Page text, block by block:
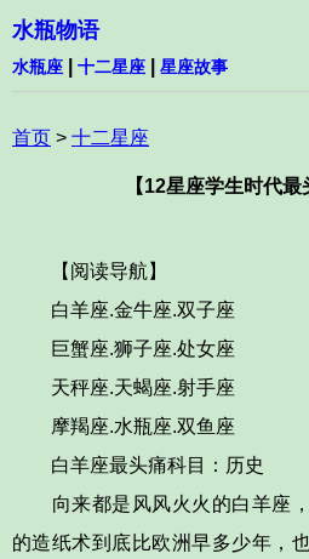
水瓶物语
水瓶座 十二星座 星座故事
首页 > 十二星座
【12星座学生时代最
【阅读导航】
白羊座.金牛座.双子座
巨蟹座.狮子座.处女座
天秤座.天蝎座.射手座
摩羯座.水瓶座.双鱼座
白羊座最头痛科目：历史
向来都是风风火火的白羊座，
的造纸术到底比欧洲早多少年，